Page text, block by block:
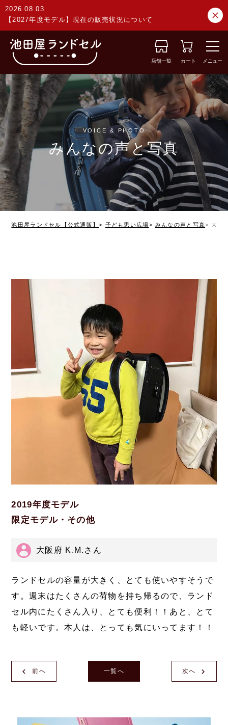
2026.08.03
【2027年度モデル】現在の販売状況について
店舗一覧 カート メニュー
VOICE & PHOTO
みんなの声と写真
池田屋ランドセル【公式通販】 子ども思い広場 みんなの声と写真 大阪
2019年度モデル
限定モデル・その他
大阪府 K.M.さん
ランドセルの容量が大きく、とても使いやすそうで
す。週末はたくさんの荷物を持ち帰るので、ランド
セル内にたくさん入り、とても便利！！あと、とて
も軽いです。本人は、とっても気にいってます！！
前へ 次へ
一覧へ